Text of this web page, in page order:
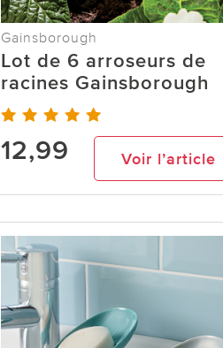
Gainsborough
Lot de 6 arroseurs de
racines Gainsborough
12,99 Voir l’article